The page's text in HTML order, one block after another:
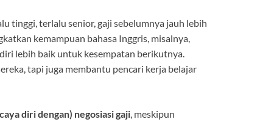
tinggi, terlalu senior, gaji sebelumnya jauh lebih
kemampuan bahasa Inggris, misalnya,
lebih baik untuk kesempatan berikutnya.
tapi juga membantu pencari kerja belajar
diri dengan) negosiasi gaji, meskipun